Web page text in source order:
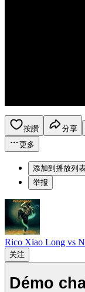
按讚 分享
更多
添加到播放列
举报
Rico Xiao Long vs
关注
Démo